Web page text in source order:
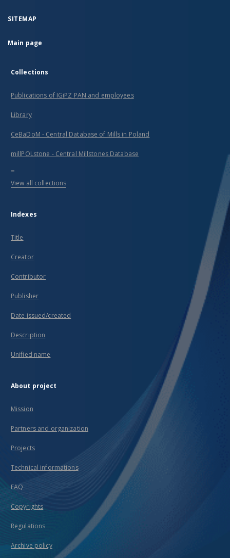
SITEMAP
Main page
Collections
Publications of IGiPZ PAN and employees
Library
CeBaDoM - Central Database of Mills in Poland
millPOLstone - Central Millstones Database
...
View all collections
Indexes
Title
Creator
Contributor
Publisher
Date issued/created
Description
Unified name
About project
Mission
Partners and organization
Projects
Technical informations
FAQ
Copyrights
Regulations
Archive policy